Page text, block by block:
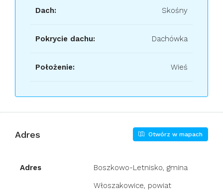
Dach: Skośny
Pokrycie dachu: Dachówka
Położenie: Wieś
Adres Otwórz w mapach
Adres
Boszkowo-Letnisko, gmina
Włoszakowice, powiat